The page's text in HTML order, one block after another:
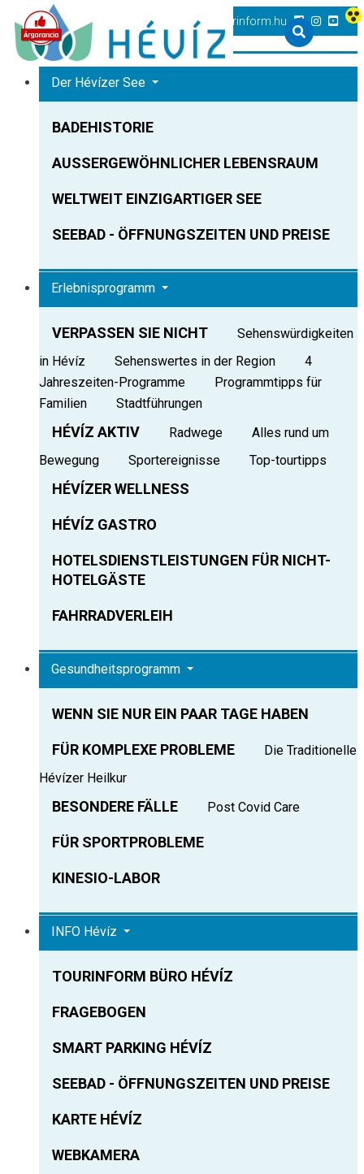
+36 83 540 131 heviz@tourinform.hu
Der Hévízer See
BADEHISTORIE
AUSSERGEWÖHNLICHER LEBENSRAUM
WELTWEIT EINZIGARTIGER SEE
SEEBAD - ÖFFNUNGSZEITEN UND PREISE
Erlebnisprogramm
VERPASSEN SIE NICHT
Sehenswürdigkeiten
in Hévíz
Sehenswertes in der Region
4
Jahreszeiten-Programme
Programmtipps für
Familien
Stadtführungen
HÉVÍZ AKTIV Radwege
Alles rund um
Bewegung
Sportereignisse Top-tourtipps
HÉVÍZER WELLNESS
HÉVÍZ GASTRO
HOTELSDIENSTLEISTUNGEN FÜR NICHT-
HOTELGÄSTE
FAHRRADVERLEIH
Gesundheitsprogramm
WENN SIE NUR EIN PAAR TAGE HABEN
FÜR KOMPLEXE PROBLEME
Die Traditionelle
Hévízer Heilkur
BESONDERE FÄLLE Post Covid Care
FÜR SPORTPROBLEME
KINESIO-LABOR
INFO Hévíz
TOURINFORM BÜRO HÉVÍZ
FRAGEBOGEN
SMART PARKING HÉVÍZ
SEEBAD - ÖFFNUNGSZEITEN UND PREISE
KARTE HÉVÍZ
WEBKAMERA